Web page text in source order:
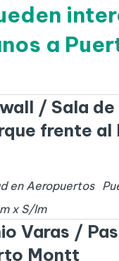
a
/ Sala de
frente al
en Aeropuertos
m x S/Im
Varas /
Montt